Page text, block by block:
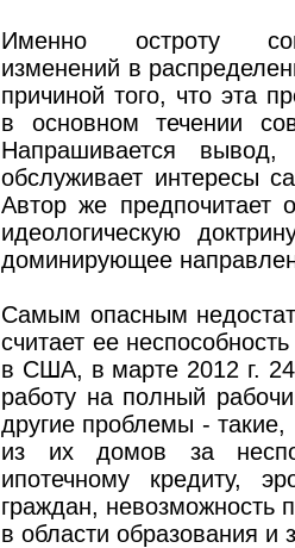
Именно остроту
изменений в
причиной того, что эта
в основном течении
Напрашивается
обслуживает интересы
Автор же предпочитает
идеологическую
доминирующее
Самым опасным
считает ее
в США, в марте 2012 г.
работу на полный
другие проблемы -
из их домов за
ипотечному кредиту,
граждан, невозможность
в области образования и